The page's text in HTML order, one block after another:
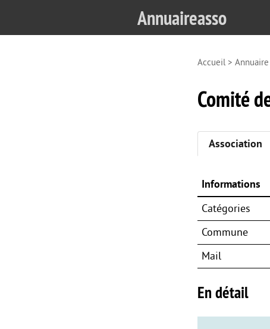
Annuaireasso
Accueil>
Comité
Association
Informations
Catégories
Commune
Mail
En détail